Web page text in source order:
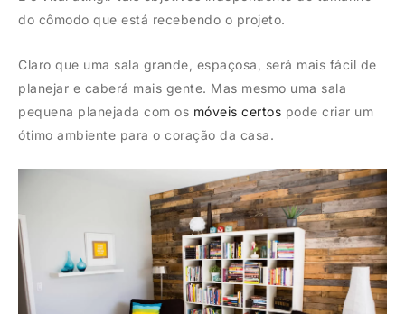
do cômodo que está recebendo o projeto.
Claro que uma sala grande, espaçosa, será mais fácil de
planejar e caberá mais gente. Mas mesmo uma sala
pequena planejada com os móveis certos pode criar um
ótimo ambiente para o coração da casa.